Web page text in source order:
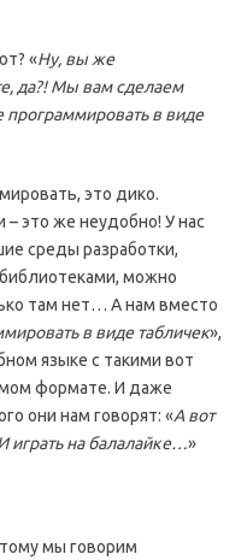
«Ну, вы же
да?! Мы вам сделаем
программировать в виде
это дико.
это же неудобно! У нас
среды разработки,
можно
там нет… А нам вместо
в виде табличек»,
языке с такими вот
формате. И даже
они нам говорят: «А вот
играть на балалайке…»
мы говорим